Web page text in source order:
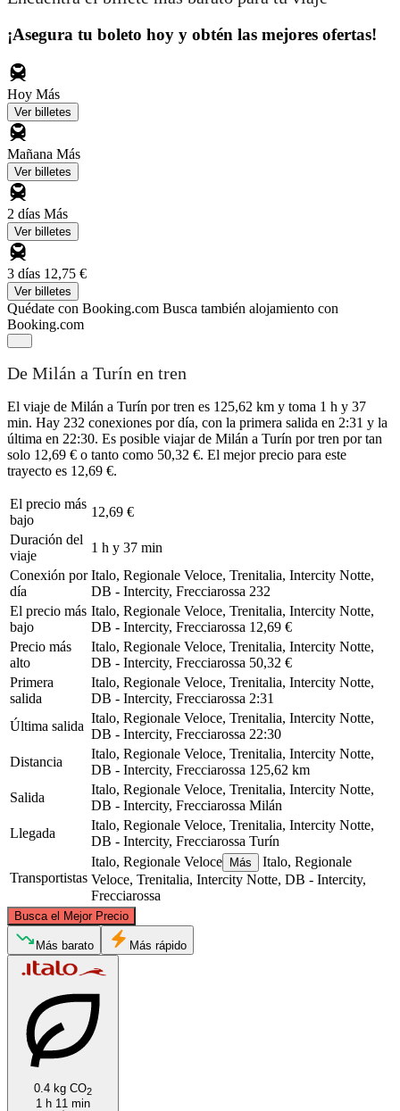
¡Asegura tu boleto hoy y obtén las mejores ofertas!
Hoy Más
Ver billetes
Mañana Más
Ver billetes
2 días Más
Ver billetes
3 días 12,75 €
Ver billetes
Quédate con Booking.com Busca también alojamiento con
Booking.com
De Milán a Turín en tren
El viaje de Milán a Turín por tren es 125,62 km y toma 1 h y 37
min. Hay 232 conexiones por día, con la primera salida en 2:31 y la
última en 22:30. Es posible viajar de Milán a Turín por tren por tan
solo 12,69 € o tanto como 50,32 €. El mejor precio para este
trayecto es 12,69 €.
El precio más
bajo
12,69 €
Duración del
viaje
1 h y 37 min
Conexión por
día
Italo, Regionale Veloce, Trenitalia, Intercity Notte,
DB - Intercity, Frecciarossa 232
El precio más
bajo
Italo, Regionale Veloce, Trenitalia, Intercity Notte,
DB - Intercity, Frecciarossa 12,69 €
Precio más
alto
Italo, Regionale Veloce, Trenitalia, Intercity Notte,
DB - Intercity, Frecciarossa 50,32 €
Primera
salida
Italo, Regionale Veloce, Trenitalia, Intercity Notte,
DB - Intercity, Frecciarossa 2:31
Última salida
Italo, Regionale Veloce, Trenitalia, Intercity Notte,
DB - Intercity, Frecciarossa 22:30
Distancia
Italo, Regionale Veloce, Trenitalia, Intercity Notte,
DB - Intercity, Frecciarossa 125,62 km
Salida
Italo, Regionale Veloce, Trenitalia, Intercity Notte,
DB - Intercity, Frecciarossa Milán
Llegada
Italo, Regionale Veloce, Trenitalia, Intercity Notte,
DB - Intercity, Frecciarossa Turín
Transportistas
Italo, Regionale Veloce Más
Italo, Regionale
Veloce, Trenitalia, Intercity Notte, DB - Intercity,
Frecciarossa
Busca el Mejor Precio
Turin
Más barato Más rápido
0.4 kg CO2
1 h 11 min